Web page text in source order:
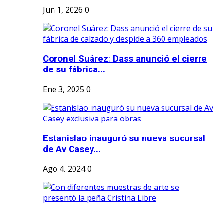
Jun 1, 2026 0
Coronel Suárez: Dass anunció el cierre
de su fábrica...
Ene 3, 2025 0
Estanislao inauguró su nueva sucursal
de Av Casey...
Ago 4, 20240